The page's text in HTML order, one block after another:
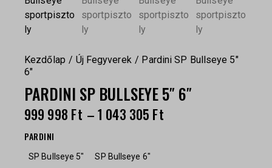
Kezdőlap Új Fegyverek
Pardini SP Bullseye 5″
6″
PARDINI SP BULLSEYE 5″ 6″
999 998 Ft –1 043 305 Ft
PARDINI
SP Bullseye 5"
SP Bullseye 6"